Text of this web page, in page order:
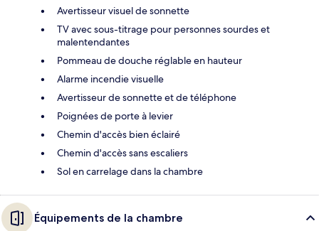
Avertisseur visuel de sonnette
TV avec sous-titrage pour personnes sourdes et
malentendantes
Pommeau de douche réglable en hauteur
Alarme incendie visuelle
Avertisseur de sonnette et de téléphone
Poignées de porte à levier
Chemin d'accès bien éclairé
Chemin d'accès sans escaliers
Sol en carrelage dans la chambre
Équipements de la chambre